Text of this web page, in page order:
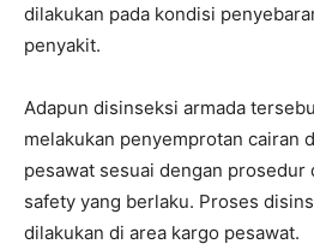
dilakukan pada kondisi
penyakit.
Adapun disinseksi armada
melakukan penyemprotan cairan
pesawat sesuai dengan prosedur
safety yang berlaku. Proses
dilakukan di area kargo pesawat.